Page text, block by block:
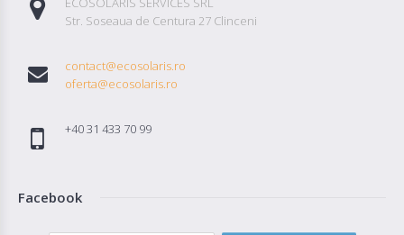
Str. Soseaua de Centura 27 Clinceni
contact@ecosolaris.ro
oferta@ecosolaris.ro
+40 31 433 70 99
Facebook